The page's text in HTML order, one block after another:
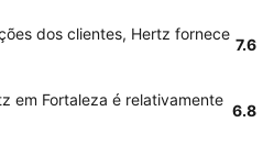
dos clientes, Hertz fornece
7.6
em Fortaleza é relativamente
6.8